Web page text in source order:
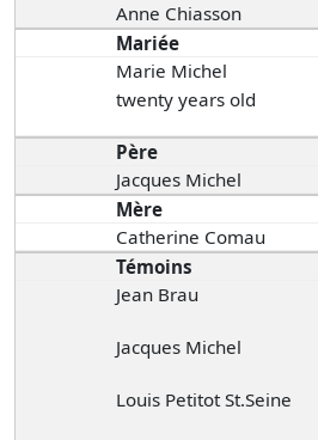
Anne Chiasson
Mariée
Marie Michel
twenty years old
Père
Jacques Michel
Mère
Catherine Comau
Témoins
Jean Brau
Jacques Michel
Louis Petitot St.Seine